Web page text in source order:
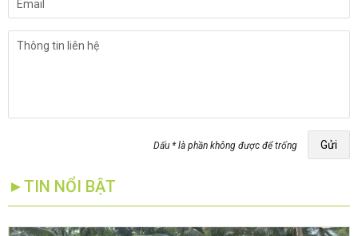
Dấu * là phần không được để trống Gửi
►TIN NỔI BẬT